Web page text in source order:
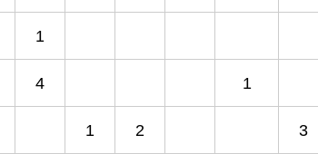
1
4 1
1 2 3